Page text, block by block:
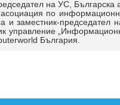
на УС,
по
и заместник-
управление
България.